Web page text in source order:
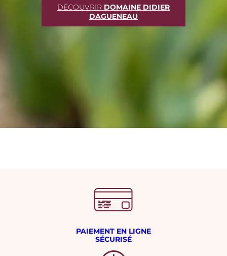
DÉCOUVRIR DOMAINE DIDIER
DAGUENEAU
PAIEMENT EN LIGNE
SÉCURISÉ